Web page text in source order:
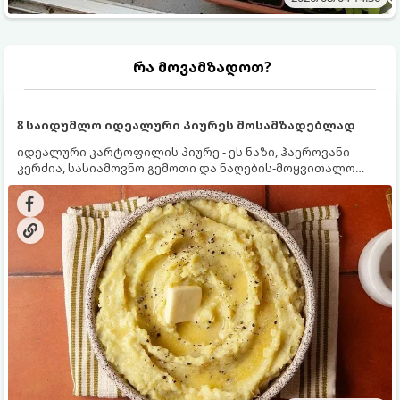
რა მოვამზადოთ?
8 საიდუმლო იდეალური პიურეს მოსამზადებლად
იდეალური კარტოფილის პიურე - ეს ნაზი, ჰაეროვანი
კერძია, სასიამოვნო გემოთი და ნაღების-მოყვითალო
ფერით. მისი მომზადება ძალიან მარტივია, მაგრამ
არსებობს რამდენიმე საიდუმლო, რომლებიც უნდა
იცოდეთ, რომ პიურე იდეალურად გემრიელი გამოვიდეს.